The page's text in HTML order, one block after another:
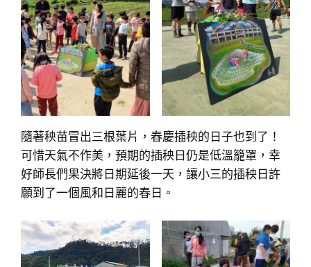
隨著秧苗冒出三根葉片，春慶插秧的日子也到了！
可惜天氣不作美，預期的插秧日仍是低溫籠罩，幸
好師長們果決將日期延後一天，讓小三的插秧日許
願到了一個風和日麗的春日。